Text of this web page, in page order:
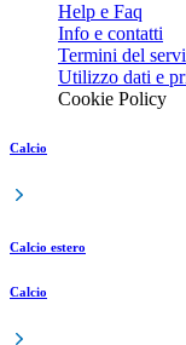
Help e Faq
Info e contatti
Termini del
Utilizzo dati e
Cookie Policy
Calcio
Calcio estero
Calcio